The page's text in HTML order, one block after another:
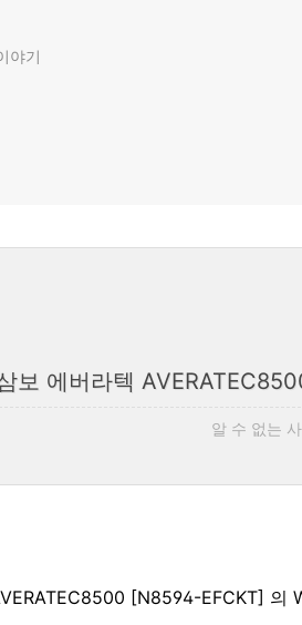
야기
보 에버라텍
알 수 없는
[N8594-EFCKT] 의